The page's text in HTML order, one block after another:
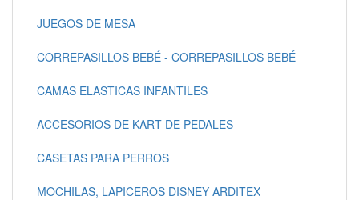
JUEGOS DE MESA
CORREPASILLOS BEBÉ - CORREPASILLOS BEBÉ
CAMAS ELASTICAS INFANTILES
ACCESORIOS DE KART DE PEDALES
CASETAS PARA PERROS
MOCHILAS, LAPICEROS DISNEY ARDITEX